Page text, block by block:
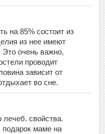
на 85% состоит из
из нее имеют
Это очень важно,
проводит
зависит от
во сне.
лечеб. свойства.
маме на